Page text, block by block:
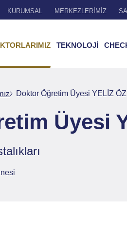
KURUMSAL MERKEZLERİMİZ
TEKNOLOJİ
Doktor Öğretim Üyesi YELİZ ÖZ
Üyesi